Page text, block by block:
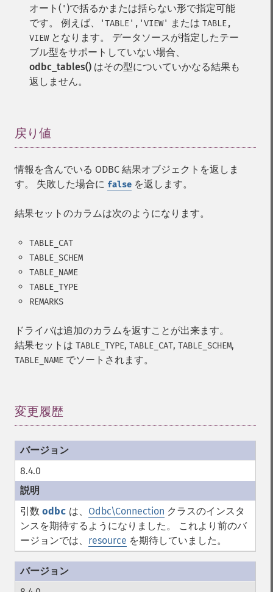
オート(' )で括るかまたは括らない形で指定可能
です。 例えば、
'TABLE','VIEW' または TABLE,
VIEWとなります。 データソースが指定したテー
ブル型をサポートしていない場合、
odbc_tables() はその型についていかなる結果も
返しません。
戻り値
情報を含んでいる ODBC 結果オブジェクトを返しま
す。 失敗した場合に false を返します。
結果セットのカラムは次のようになります。
TABLE_CAT
TABLE_SCHEM
TABLE_NAME
TABLE_TYPE
REMARKS
ドライバは追加のカラムを返すことが出来ます。
結果セットは TABLE_TYPE, TABLE_CAT, TABLE_SCHEM,
TABLE_NAME でソートされます。
変更履歴
8.4.0
引数 odbc は、 Odbc\Connection クラスのインスタ
ンスを期待するようになりました。 これより前のバ
ージョンでは、 resource を期待していました。